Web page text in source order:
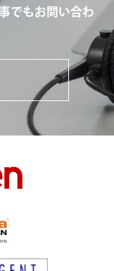
でもお問い合わ